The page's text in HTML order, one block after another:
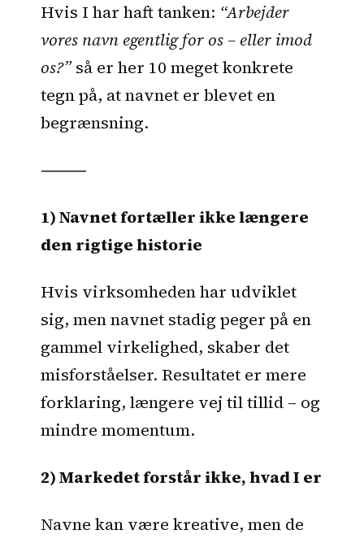
Hvis I har haft tanken: “Arbejder
vores navn egentlig for os – eller imod
os?” så er her 10 meget konkrete
tegn på, at navnet er blevet en
begrænsning.
⸻
1) Navnet fortæller ikke længere
den rigtige historie
Hvis virksomheden har udviklet
sig, men navnet stadig peger på en
gammel virkelighed, skaber det
misforståelser. Resultatet er mere
forklaring, længere vej til tillid – og
mindre momentum.
2) Markedet forstår ikke, hvad I er
Navne kan være kreative, men de